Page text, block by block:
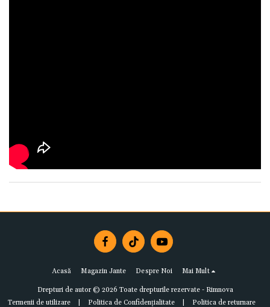
Acasă Magazin Jante Despre Noi Mai Mult
Drepturi de autor © 2026 Toate drepturile rezervate - Rimnova
Termenii de utilizare| Politica de Confidențialitate| Politica de returnare